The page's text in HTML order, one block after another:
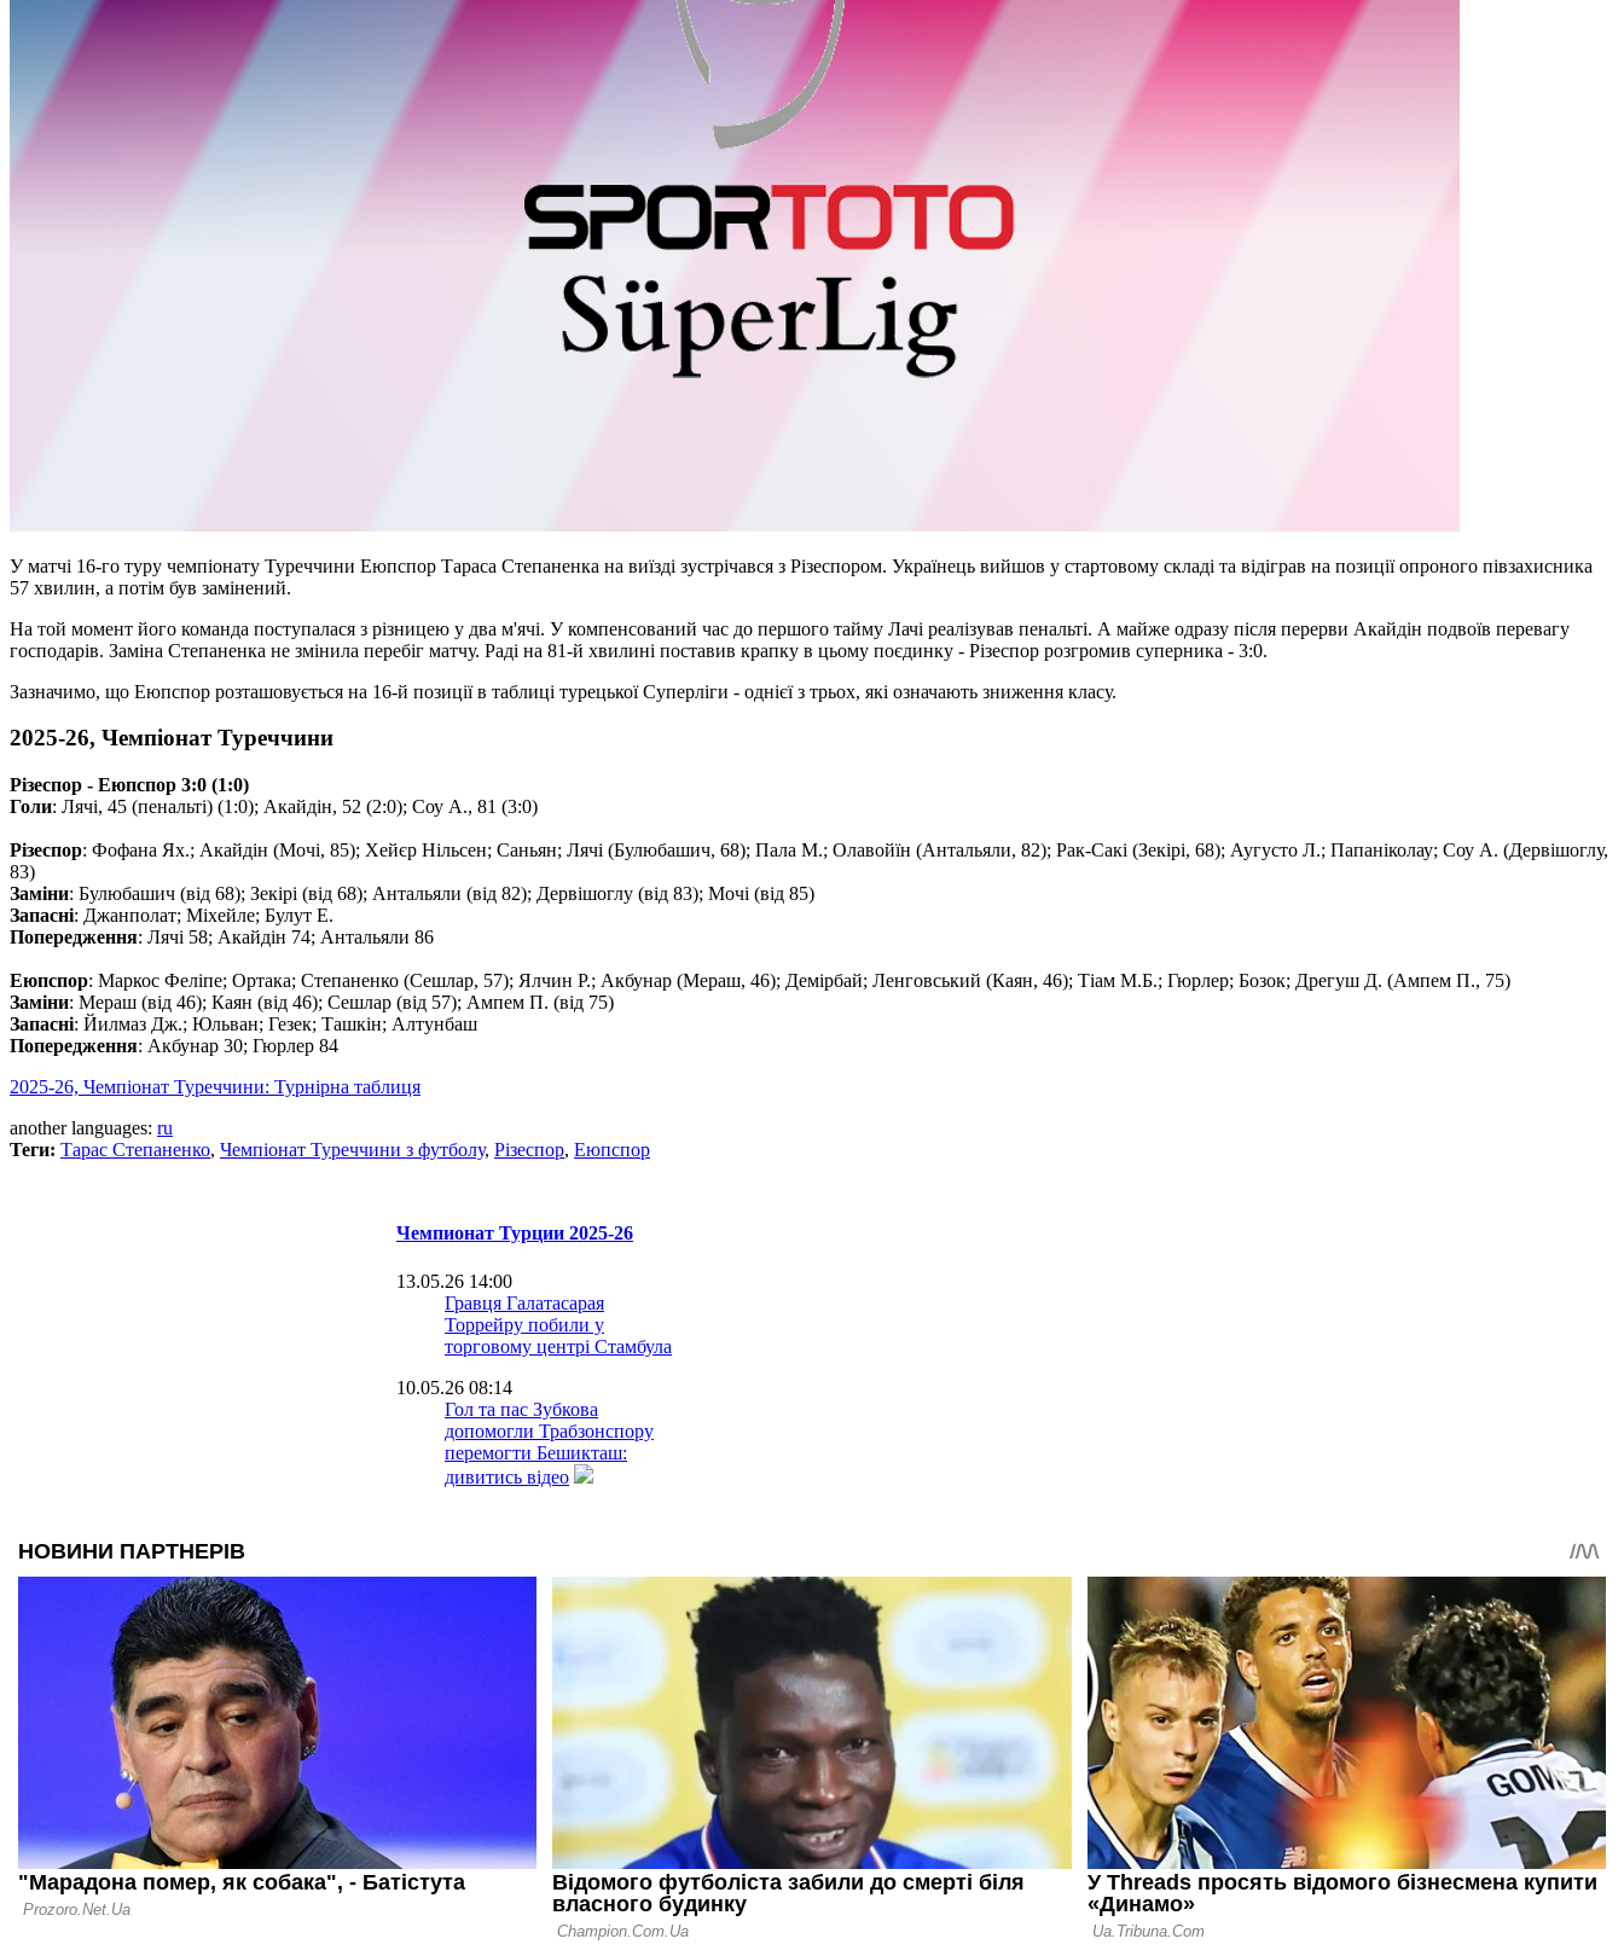
У матчі 16-го туру чемпіонату Туреччини Еюпспор Тараса Степаненка на виїзді зустрічався з Різеспором. Українець вийшов у стартовому складі та відіграв на позиції опроного півзахисника
57 хвилин, а потім був замінений.
На той момент його команда поступалася з різницею у два м'ячі. У компенсований час до першого тайму Лачі реалізував пенальті. А майже одразу після перерви Акайдін подвоїв перевагу
господарів. Заміна Степаненка не змінила перебіг матчу. Раді на 81-й хвилині поставив крапку в цьому поєдинку - Різеспор розгромив суперника - 3:0.
Зазначимо, що Еюпспор розташовується на 16-й позиції в таблиці турецької Суперліги - однієї з трьох, які означають зниження класу.
2025-26, Чемпіонат Туреччини
Різеспор - Eюпспор 3:0 (1:0)
Голи: Лячі, 45 (пенальті) (1:0); Акайдін, 52 (2:0); Соу А., 81 (3:0)
Різеспор: Фофана Ях.; Акайдін (Мочі, 85); Хейєр Нільсен; Саньян; Лячі (Булюбашич, 68); Пала М.; Олавойїн (Антальяли, 82); Рак-Сакі (Зекірі, 68); Аугусто Л.; Папаніколау; Соу А. (Дервішоглу,
83)
Заміни: Булюбашич (від 68); Зекірі (від 68); Антальяли (від 82); Дервішоглу (від 83); Мочі (від 85)
Запасні: Джанполат; Міхейле; Булут Е.
Попередження: Лячі 58; Акайдін 74; Антальяли 86
Eюпспор: Маркос Феліпе; Ортака; Степаненко (Сешлар, 57); Ялчин Р.; Акбунар (Мераш, 46); Демірбай; Ленговський (Каян, 46); Тіам М.Б.; Гюрлер; Бозок; Дрегуш Д. (Ампем П., 75)
Заміни: Мераш (від 46); Каян (від 46); Сешлар (від 57); Ампем П. (від 75)
Запасні: Йилмаз Дж.; Юльван; Гезек; Ташкін; Алтунбаш
Попередження: Акбунар 30; Гюрлер 84
2025-26, Чемпіонат Туреччини: Турнірна таблиця
another languages: ru
Теги: Тарас Степаненко, Чемпіонат Туреччини з футболу, Різеспор, Eюпспор
Чемпионат Турции 2025-26
13.05.26 14:00
Гравця Галатасарая
Торрейру побили у
торговому центрі Стамбула
10.05.26 08:14
Гол та пас Зубкова
допомогли Трабзонспору
перемогти Бешикташ:
дивитись відео
Зубкову
переграє Галатасарай та
Зубков допоміг
Різеспор: дивитись огляд
матчу